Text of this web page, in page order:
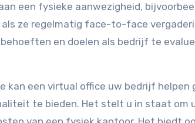
een fysieke aanwezigheid,
ze regelmatig face-to-face
en doelen als bedrijf te
kan een virtual office uw bedrijf
te bieden. Het stelt u in staat om